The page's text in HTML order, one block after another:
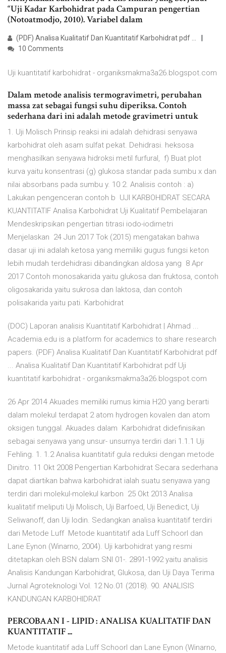
“Uji Kadar Karbohidrat pada Campuran pengertian
(Notoatmodjo, 2010). Variabel dalam
(PDF) Analisa Kualitatif Dan Kuantitatif Karbohidrat pdf ...
10 Comments
Uji kuantitatif karbohidrat - organiksmakma3a26.blogspot.com
Dalam metode analisis termogravimetri, perubahan
massa zat sebagai fungsi suhu diperiksa. Contoh
sederhana dari ini adalah metode gravimetri untuk
1. Uji Molisch Prinsip reaksi ini adalah dehidrasi senyawa
karbohidrat oleh asam sulfat pekat. Dehidrasi. heksosa
menghasilkan senyawa hidroksi metil furfural, f) Buat plot
kurva yaitu konsentrasi (g) glukosa standar pada sumbu x dan
nilai absorbans pada sumbu y. 10 2. Analisis contoh : a)
Lakukan pengenceran contoh b UJI KARBOHIDRAT SECARA
KUANTITATIF Analisa Karbohidrat Uji Kualitatif Pembelajaran
Mendeskripsikan pengertian titrasi iodo-iodimetri
Menjelaskan 24 Jun 2017 Tok (2015) mengatakan bahwa
dasar uji ini adalah ketosa yang memiliki gugus fungsi keton
lebih mudah terdehidrasi dibandingkan aldosa yang 8 Apr
2017 Contoh monosakarida yaitu glukosa dan fruktosa, contoh
oligosakarida yaitu sukrosa dan laktosa, dan contoh
polisakarida yaitu pati. Karbohidrat
(DOC) Laporan analisis Kuantitatif Karbohidrat | Ahmad ...
Academia.edu is a platform for academics to share research
papers. (PDF) Analisa Kualitatif Dan Kuantitatif Karbohidrat pdf
... Analisa Kualitatif Dan Kuantitatif Karbohidrat pdf Uji
kuantitatif karbohidrat - organiksmakma3a26.blogspot.com
26 Apr 2014 Akuades memiliki rumus kimia H2O yang berarti
dalam molekul terdapat 2 atom hydrogen kovalen dan atom
oksigen tunggal. Akuades dalam Karbohidrat didefinisikan
sebagai senyawa yang unsur- unsurnya terdiri dari 1.1.1 Uji
Fehling. 1. 1.2 Analisa kuantitatif gula reduksi dengan metode
Dinitro. 11 Okt 2008 Pengertian Karbohidrat Secara sederhana
dapat diartikan bahwa karbohidrat ialah suatu senyawa yang
terdiri dari molekul-molekul karbon 25 Okt 2013 Analisa
kualitatif meliputi Uji Molisch, Uji Barfoed, Uji Benedict, Uji
Seliwanoff, dan Uji Iodin. Sedangkan analisa kuantitatif terdiri
dari Metode Luff Metode kuantitatif ada Luff Schoorl dan
Lane Eynon (Winarno, 2004). Uji karbohidrat yang resmi
ditetapkan oleh BSN dalam SNI 01-. 2891-1992 yaitu analisis
Analisis Kandungan Karbohidrat, Glukosa, dan Uji Daya Terima
Jurnal Agroteknologi Vol. 12 No.01 (2018). 90. ANALISIS
KANDUNGAN KARBOHIDRAT
PERCOBAAN I - LIPID : ANALISA KUALITATIF DAN
KUANTITATIF ...
Metode kuantitatif ada Luff Schoorl dan Lane Eynon (Winarno,